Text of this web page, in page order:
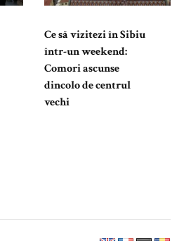
Ce să vizitezi în Sibiu
într-un weekend:
Comori ascunse
dincolo de centrul
vechi